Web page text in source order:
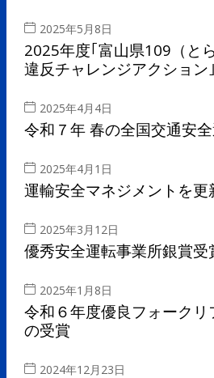
2025年5月8日
2025年度｢富山県109（と
違反チャレンジアクション｣
2025年4月4日
令和７年 春の全国交通安
2025年4月1日
運輸安全マネジメントを更
2025年3月12日
優秀安全運転事業所銀賞受
2025年1月8日
令和６年度優良フォーク
の受賞
2024年12月23日